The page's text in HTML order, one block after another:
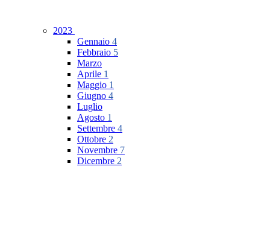
2023
Gennaio 4
Febbraio 5
Marzo
Aprile 1
Maggio 1
Giugno 4
Luglio
Agosto 1
Settembre 4
Ottobre 2
Novembre 7
Dicembre 2